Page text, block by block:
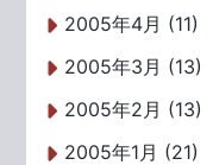
2005年4月 (11)
2005年3月 (13)
2005年2月 (13)
2005年1月 (21)